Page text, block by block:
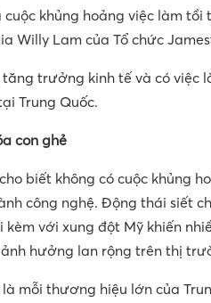
cuộc khủng hoảng việc làm
Willy Lam của Tổ chức
tăng trưởng kinh tế và có
Trung Quốc.
con ghẻ
biết không có cuộc khủng
công nghệ. Động thái siết
kèm với xung đột Mỹ khiến
hưởng lan rộng trên thị
mỗi thương hiệu lớn của